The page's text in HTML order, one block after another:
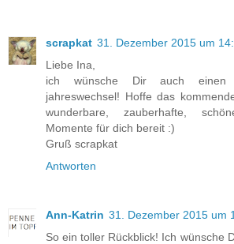
scrapkat 31. Dezember 2015 um
Liebe Ina,
ich wünsche Dir auch einen
jahreswechsel! Hoffe das
wunderbare, zauberhafte,
Momente für dich bereit :)
Gruß scrapkat
Antworten
Ann-Katrin 31. Dezember 2015 um
So ein toller Rückblick! Ich wünsche